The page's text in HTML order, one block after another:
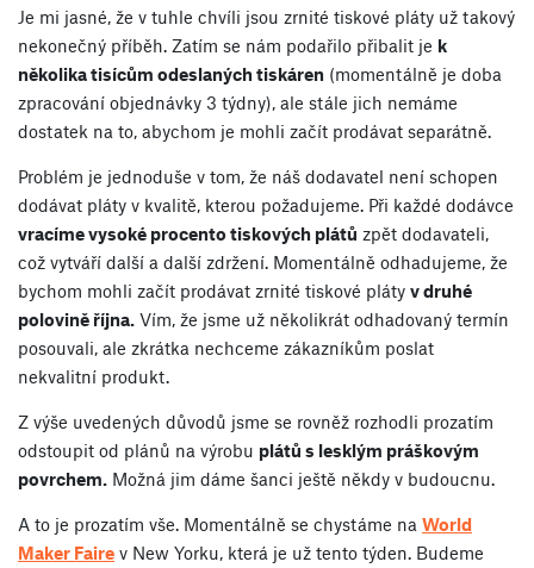
Je mi jasné, že v tuhle chvíli jsou zrnité tiskové pláty už takový
nekonečný příběh. Zatím se nám podařilo přibalit je k
několika tisícům odeslaných tiskáren (momentálně je doba
zpracování objednávky 3 týdny), ale stále jich nemáme
dostatek na to, abychom je mohli začít prodávat separátně.
Problém je jednoduše v tom, že náš dodavatel není schopen
dodávat pláty v kvalitě, kterou požadujeme. Při každé dodávce
vracíme vysoké procento tiskových plátů zpět dodavateli,
což vytváří další a další zdržení. Momentálně odhadujeme, že
bychom mohli začít prodávat zrnité tiskové pláty v druhé
polovině října. Vím, že jsme už několikrát odhadovaný termín
posouvali, ale zkrátka nechceme zákazníkům poslat
nekvalitní produkt.
Z výše uvedených důvodů jsme se rovněž rozhodli prozatím
odstoupit od plánů na výrobu plátů s lesklým práškovým
povrchem. Možná jim dáme šanci ještě někdy v budoucnu.
A to je prozatím vše. Momentálně se chystáme na World
Maker Faire v New Yorku, která je už tento týden. Budeme